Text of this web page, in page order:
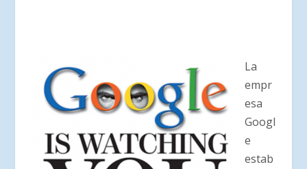
La
empr
esa
Googl
e
estab